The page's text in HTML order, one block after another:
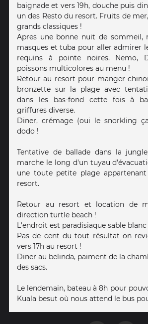
baignade et vers 19h, douche puis
un des Resto du resort. Fruits de
grands classiques !
Apres une bonne nuit de sommeil,
masques et tuba pour aller admirer
requins à pointe noires, Nemo,
poissons multicolores au menu !
Retour au resort pour manger
bronzette sur la plage avec
dans les bas-fond cette fois à
griffures diverse.
Diner, crémage (oui le snorkling
dodo !
Tentative de ballade dans la
marche le long d'un tuyau
une toute petite plage
resort.
Retour au resort et location de
direction turtle beach !
L'endroit est paradisiaque sable
Pas de cent du tout résultat on
vers 17h au resort !
Diner au belinda, paiment de la
des sacs.
Le lendemain, bateau à 8h pour
Kuala besut où nous attend le bus